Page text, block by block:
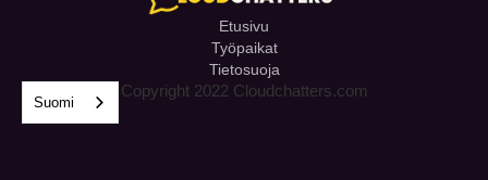
Etusivu
Työpaikat
Tietosuoja
Copyright 2022 Cloudchatters.com
Suomi